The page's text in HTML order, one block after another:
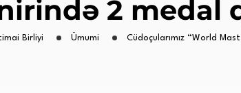
2 medal
Birliyi Ümumi Cüdoçularımız “World